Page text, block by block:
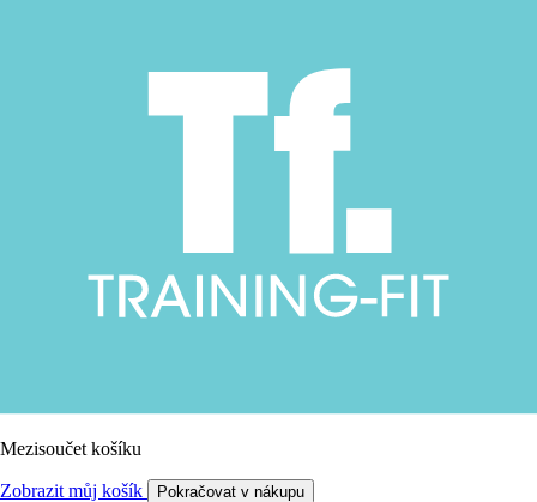
Mezisoučet košíku
Zobrazit můj košík Pokračovat v nákupu